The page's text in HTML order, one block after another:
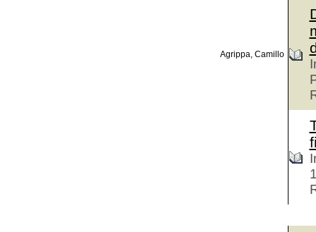
Agrippa, Camillo